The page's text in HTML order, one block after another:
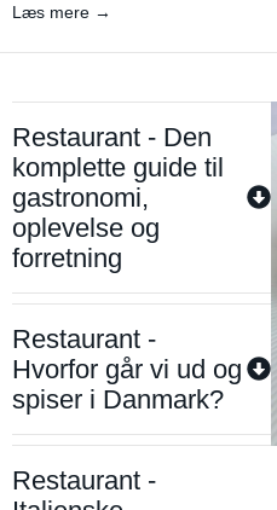
Læs mere →
Restaurant - Den
komplette guide til
gastronomi,
oplevelse og
forretning
Restaurant -
Hvorfor går vi ud og
spiser i Danmark?
Restaurant -